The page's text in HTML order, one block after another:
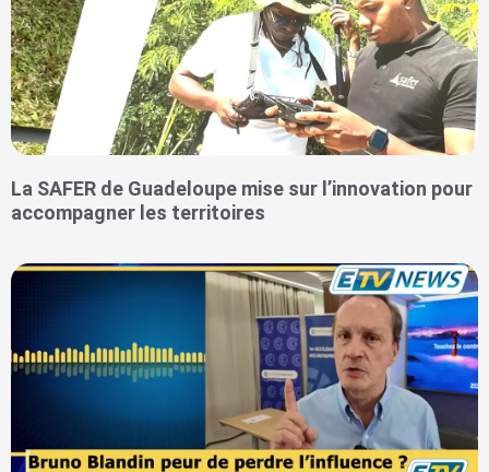
La SAFER de Guadeloupe mise sur l’innovation pour
accompagner les territoires